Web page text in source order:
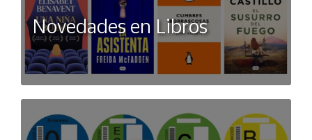
Novedades en Libros